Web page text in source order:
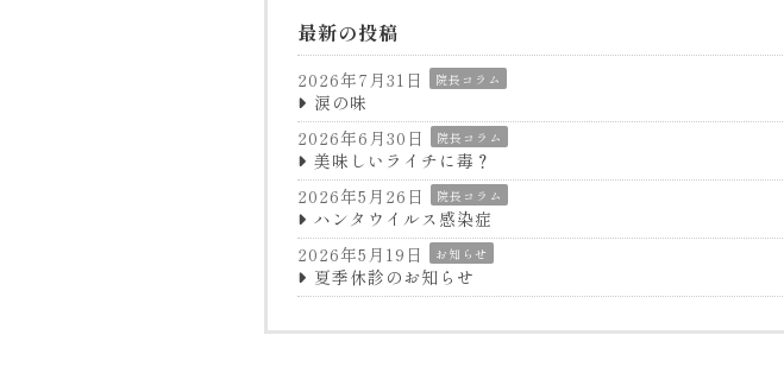
最新の投稿
2026年7月31日 院長コラム
涙の味
2026年6月30日
院長コラム
美味しいライチに毒？
2026年5月26日
院長コラム
ハンタウイルス感染症
2026年5月19日
お知らせ
夏季休診のお知らせ